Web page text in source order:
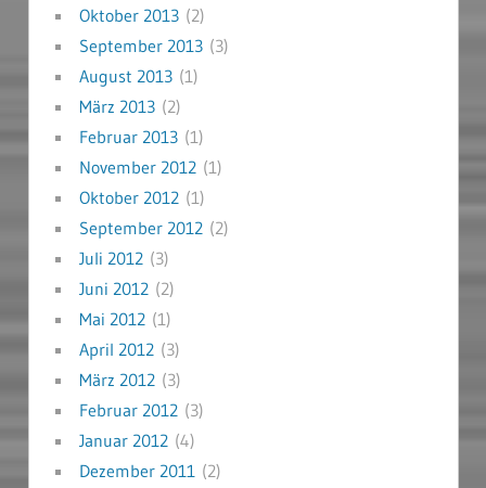
Oktober 2013(2)
September 2013(3)
August 2013(1)
März 2013(2)
Februar 2013(1)
November 2012(1)
Oktober 2012(1)
September 2012(2)
Juli 2012(3)
Juni 2012(2)
Mai 2012(1)
April 2012(3)
März 2012(3)
Februar 2012(3)
Januar 2012(4)
Dezember 2011 (2)